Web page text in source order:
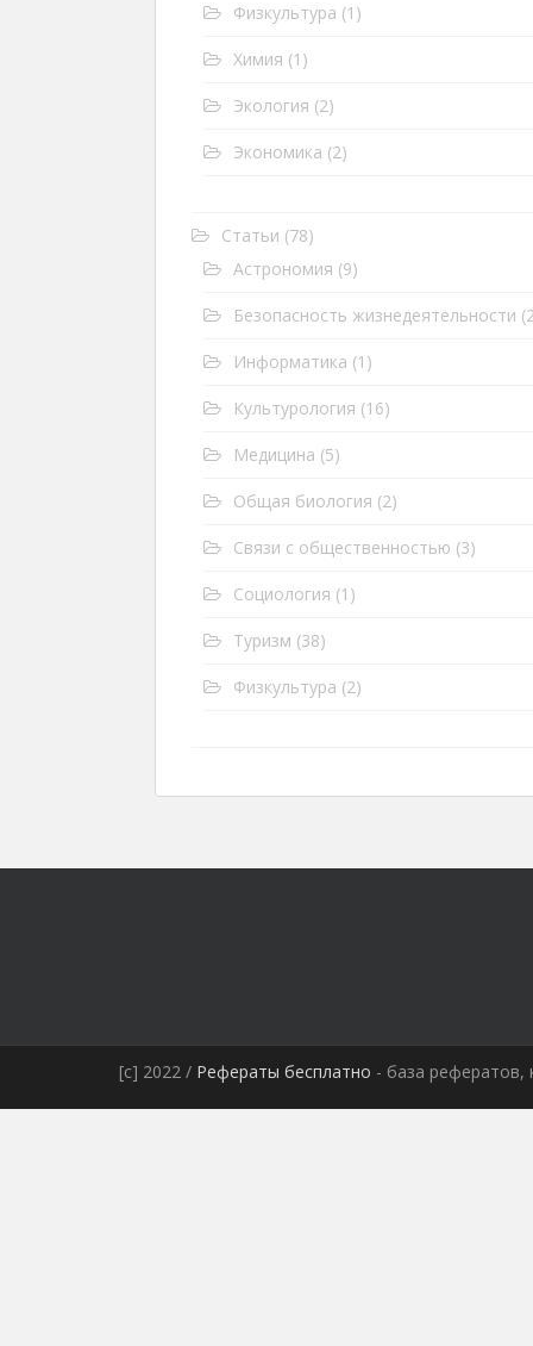
Физкультура (1)
Химия (1)
Экология (2)
Экономика (2)
Статьи (78)
Астрономия (9)
Безопасность жизнедеятельности
Информатика (1)
Культурология (16)
Медицина (5)
Общая биология (2)
Связи с общественностью (3)
Социология (1)
Туризм (38)
Физкультура (2)
[c] 2022 / Рефераты бесплатно - база рефератов,